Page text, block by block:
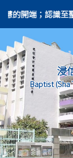
的開端；認識至
浸
Baptist (Sha